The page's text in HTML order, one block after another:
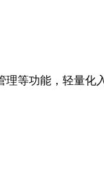
理等功能，轻量化